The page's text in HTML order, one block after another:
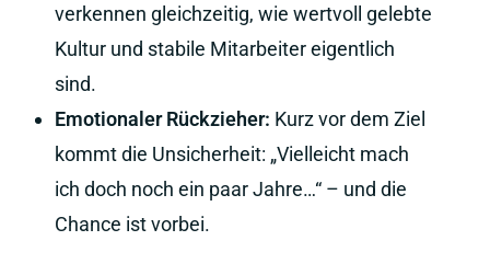
verkennen gleichzeitig, wie wertvoll gelebte
Kultur und stabile Mitarbeiter eigentlich
sind.
Emotionaler Rückzieher: Kurz vor dem Ziel
kommt die Unsicherheit: „Vielleicht mach
ich doch noch ein paar Jahre…“ – und die
Chance ist vorbei.